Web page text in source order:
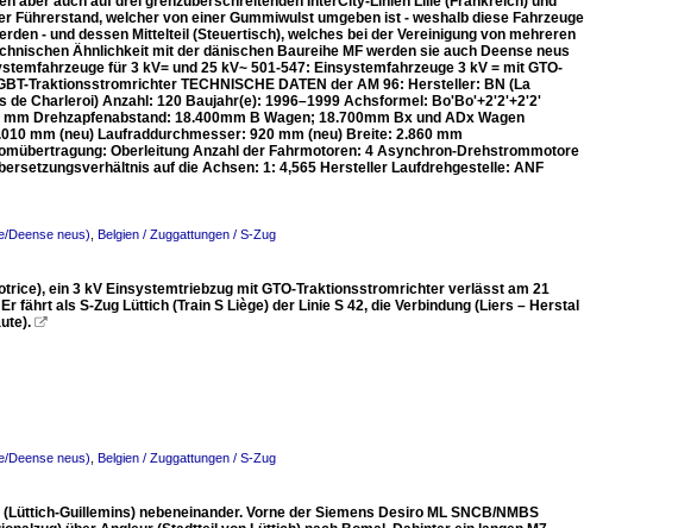
Führerstand, welcher von einer Gummiwulst umgeben ist - weshalb diese Fahrzeuge
- und dessen Mittelteil (Steuertisch), welches bei der Vereinigung von mehreren
Ähnlichkeit mit der dänischen Baureihe MF werden sie auch Deense neus
für 3 kV= und 25 kV~ 501-547: Einsystemfahrzeuge 3 kV = mit GTO-
Traktionsstromrichter TECHNISCHE DATEN der AM 96: Hersteller: BN (La
Charleroi) Anzahl: 120 Baujahr(e): 1996–1999 Achsformel: Bo'Bo'+2'2'+2'2'
Drehzapfenabstand: 18.400mm B Wagen; 18.700mm Bx und ADx Wagen
mm (neu) Laufraddurchmesser: 920 mm (neu) Breite: 2.860 mm
Oberleitung Anzahl der Fahrmotoren: 4 Asynchron-Drehstrommotore
auf die Achsen: 1: 4,565 Hersteller Laufdrehgestelle: ANF
Deense neus) Belgien / Zuggattungen / S-Zug
ein 3 kV Einsystemtriebzug mit GTO-Traktionsstromrichter verlässt am 21
fährt als S-Zug Lüttich (Train S Liège) der Linie S 42, die Verbindung (Liers – Herstal

Deense neus) Belgien / Zuggattungen / S-Zug
Guillemins) nebeneinander. Vorne der Siemens Desiro ML SNCB/NMBS